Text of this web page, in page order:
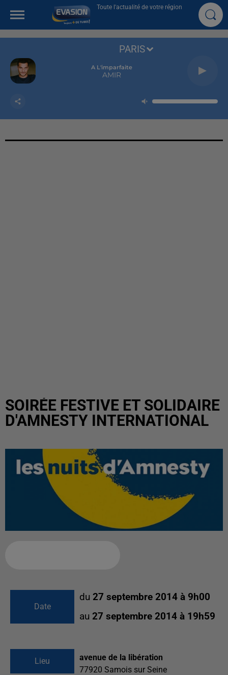
Toute l'actualité de votre région
A L'imparfaite
AMIR
PARIS
SOIRÉE FESTIVE ET SOLIDAIRE
D'AMNESTY INTERNATIONAL
Date
du 27 septembre 2014 à 9h00
au 27 septembre 2014 à 19h59
Lieu
avenue de la libération
77920 Samois sur Seine